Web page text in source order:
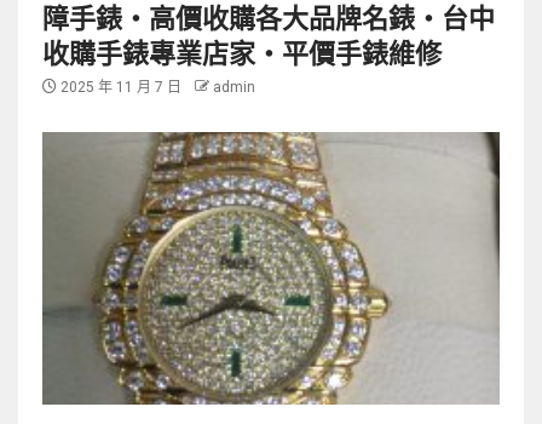
障手錶・高價收購各大品牌名錶・台中
收購手錶專業店家・平價手錶維修
2025 年 11 月 7 日 admin